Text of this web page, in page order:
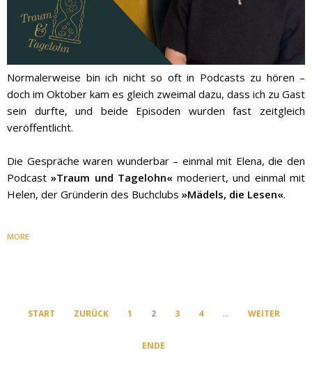
Normalerweise bin ich nicht so oft in Podcasts zu hören –
doch im Oktober kam es gleich zweimal dazu, dass ich zu Gast
sein durfte, und beide Episoden wurden fast zeitgleich
veröffentlicht.
Die Gespräche waren wunderbar – einmal mit Elena, die den
Podcast»Traum und Tagelohn«moderiert, und einmal mit
Helen, der Gründerin des Buchclubs »Mädels, die Lesen«.
MORE
START ZURÜCK 1 2 3 4 … WEITER
ENDE